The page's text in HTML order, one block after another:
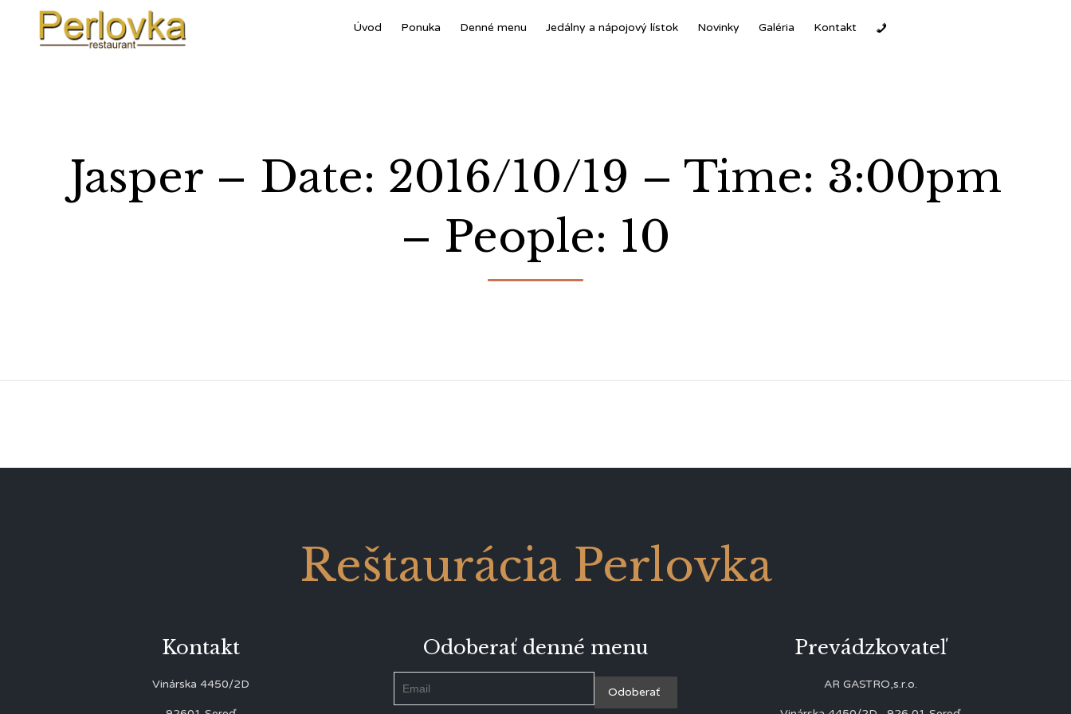
Úvod Ponuka Denné menu Jedálny a nápojový lístok Novinky Galéria Kontakt
Jasper – Date: 2016/10/19 – Time: 3:00pm
– People: 10
Reštaurácia Perlovka
Kontakt
Vinárska 4450/2D
Odoberať denné menu Prevádzkovateľ
AR GASTRO,s.r.o.